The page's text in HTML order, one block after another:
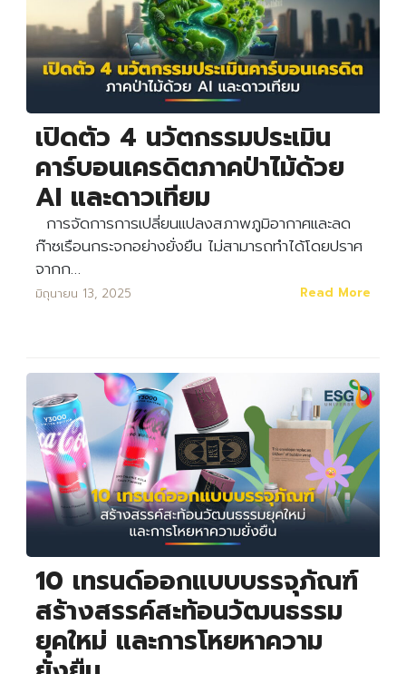
เปิดตัว 4 นวัตกรรมประเมิน
คาร์บอนเครดิตภาคป่าไม้ด้วย
AI และดาวเทียม
การจัดการการเปลี่ยนแปลงสภาพภูมิอากาศและลด
ก๊าซเรือนกระจกอย่างยั่งยืน ไม่สามารถทำได้โดยปราศ
จากก…
มิถุนายน 13, 2025 Read More
10 เทรนด์ออกแบบบรรจุภัณฑ์
สร้างสรรค์สะท้อนวัฒนธรรม
ยุคใหม่ และการโหยหาความ